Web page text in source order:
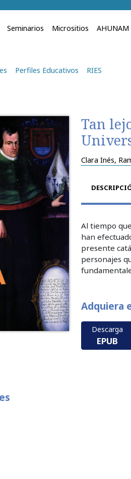
Seminarios Micrositios AHUNAM
Perfiles Educativos RIES
Tan
Clara Inés,
Al tiempo
han
presente
personajes
Adquiera
Descarga
EPUB